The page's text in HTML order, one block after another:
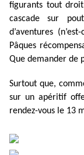
figurants tout
cascade sur
d’aventures
Pâques
Que demander de
Surtout que,
sur un apéritif
rendez-vous le 13